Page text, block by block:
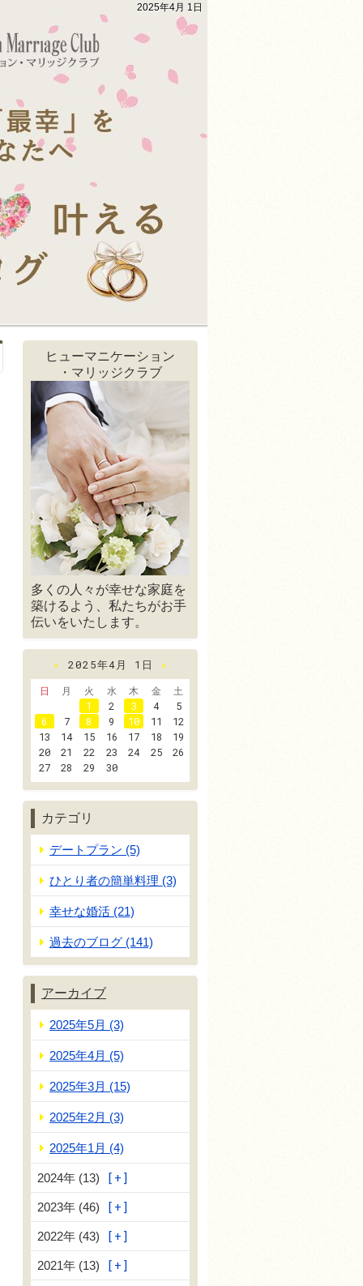
2025年4月 1日
ヒューマニケーション
・マリッジクラブ
多くの人々が幸せな家庭を
築けるよう、私たちがお手
伝いをいたします。
« 2025年4月 1日
»
日
月 火 水 木 金
土
1
2 3 4
5
6
7 8 9 10 11
12
13
14 15 16 17 18
19
20
21 22 23 24 25
26
27
28 29 30
カテゴリ
デートプラン (5)
ひとり者の簡単料理 (3)
幸せな婚活 (21)
過去のブログ (141)
アーカイブ
2025年5月 (3)
2025年4月 (5)
2025年3月 (15)
2025年2月 (3)
2025年1月 (4)
2024年 (13)
2023年 (46)
2022年 (43)
2021年 (13)